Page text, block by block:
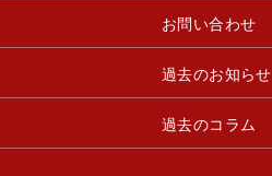
お問い合わせ
過去のお知らせ
過去のコラム